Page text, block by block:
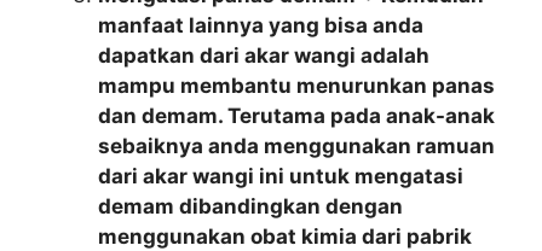
manfaat lainnya yang bisa anda
dapatkan dari akar wangi adalah
mampu membantu menurunkan panas
dan demam. Terutama pada anak-anak
sebaiknya anda menggunakan ramuan
dari akar wangi ini untuk mengatasi
demam dibandingkan dengan
menggunakan obat kimia dari pabrik